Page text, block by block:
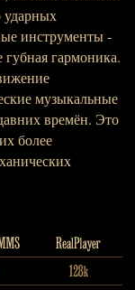
ударных
инструменты -
губная гармоника.
музыкальные
времён. Это
более